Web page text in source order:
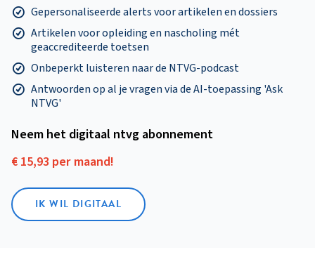
Gepersonaliseerde alerts voor artikelen en dossiers
Artikelen voor opleiding en nascholing mét
geaccrediteerde toetsen
Onbeperkt luisteren naar de NTVG-podcast
Antwoorden op al je vragen via de AI-toepassing 'Ask
NTVG'
Neem het digitaal ntvg abonnement
€ 15,93 per maand!
IK WIL DIGITAAL